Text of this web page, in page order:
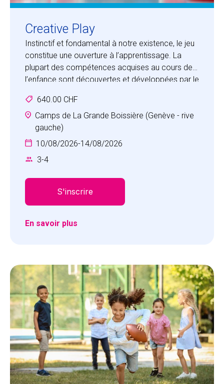
Creative Play
Instinctif et fondamental à notre existence, le jeu
constitue une ouverture à l’apprentissage. La
plupart des compétences acquises au cours de
l’enfance sont découvertes et développées par le
motivant dans lequel les enfants auront
l’occasion d’apprendre à travers des activités
amusantes et stimulantes. Ce camp ludique, tout
en nourrissant l’imagination et en encourageant la
des compétences sociales telles que la
communication, la coopération, la confiance en
soi et le respect.
640.00 CHF
Camps de La Grande Boissière (Genève - rive
gauche)
10/08/2026-14/08/2026
3-4
S'inscrire
En savoir plus